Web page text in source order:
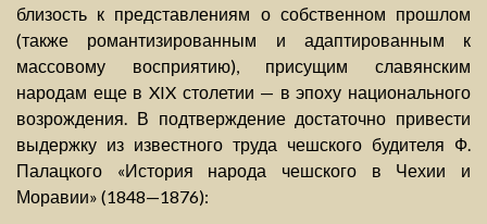
близость к представлениям о собственном прошлом
(также романтизированным и адаптированным к
массовому восприятию), присущим славянским
народам еще в XIX столетии — в эпоху национального
возрождения. В подтверждение достаточно привести
выдержку из известного труда чешского будителя Ф.
Палацкого «История народа чешского в Чехии и
Моравии» (1848—1876):